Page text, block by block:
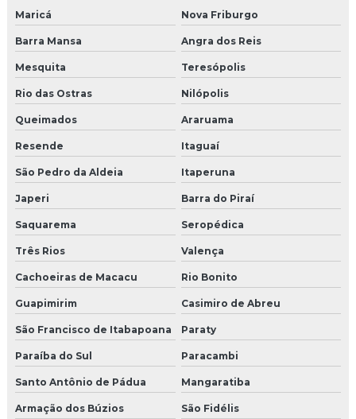
Maricá Nova Friburgo
Barra Mansa Angra dos Reis
Mesquita Teresópolis
Rio das Ostras Nilópolis
Queimados Araruama
Resende Itaguaí
São Pedro da Aldeia Itaperuna
Japeri Barra do Piraí
Saquarema Seropédica
Três Rios Valença
Cachoeiras de Macacu Rio Bonito
Guapimirim Casimiro de Abreu
São Francisco de Itabapoana Paraty
Paraíba do Sul Paracambi
Santo Antônio de Pádua Mangaratiba
Armação dos Búzios São Fidélis